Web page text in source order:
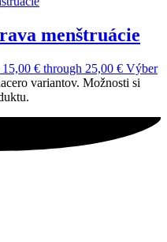
menštruácie
15,00 € through 25,00 € Výber
variantov. Možnosti si